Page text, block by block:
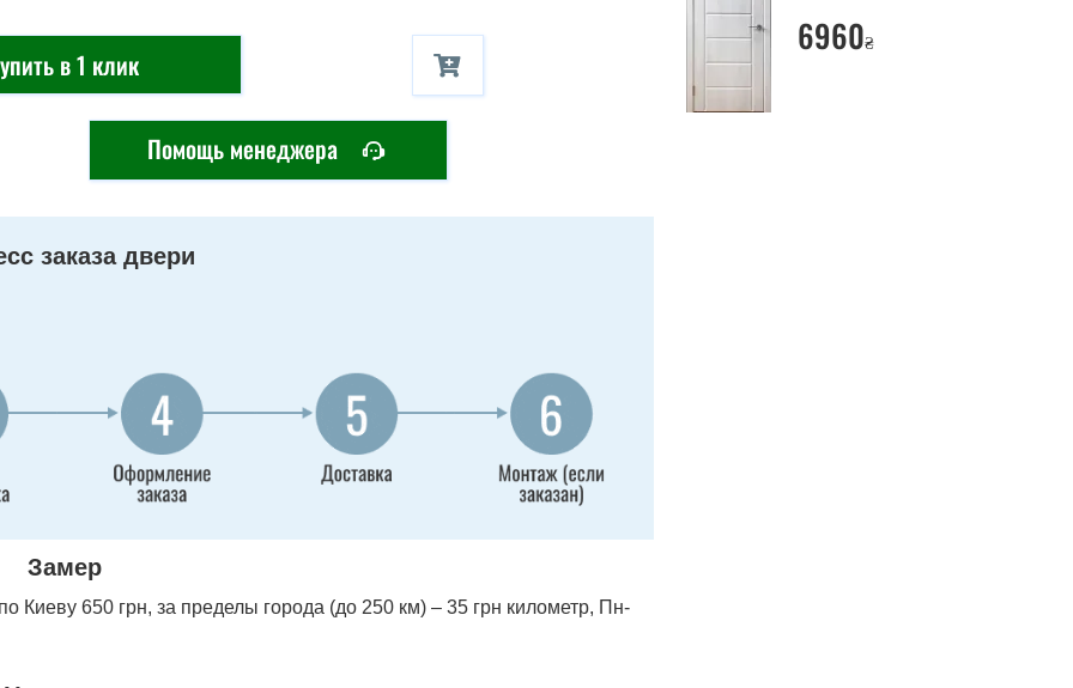
в 1 клик
Помощь менеджера
заказа двери
Замер
Киеву 650 грн, за пределы города (до 250 км) – 35 грн километр, Пн-
6960₴